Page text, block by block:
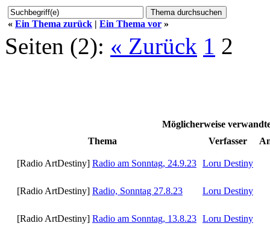
« Ein Thema zurück | Ein Thema vor »
Seiten (2): « Zurück 1 2
Möglicherweise
Thema
Verfasser
[Radio ArtDestiny] Radio am Sonntag, 24.9.23 Loru Destiny
[Radio ArtDestiny] Radio, Sonntag 27.8.23 Loru Destiny
[Radio ArtDestiny] Radio am Sonntag, 13.8.23 Loru Destiny